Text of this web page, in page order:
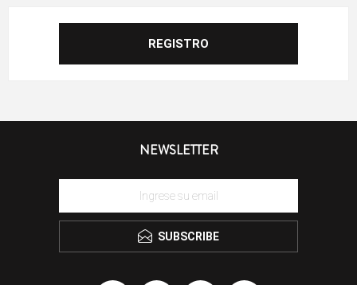
NEWSLETTER
SUBSCRIBE